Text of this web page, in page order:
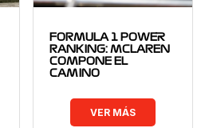
FORMULA 1 POWER
RANKING: MCLAREN
COMPONE EL
CAMINO
VER MÁS